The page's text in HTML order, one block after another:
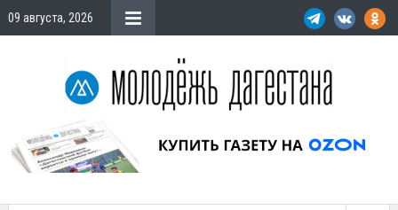
09 августа, 2026